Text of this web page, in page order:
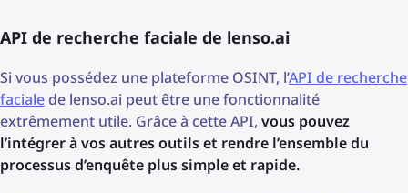
API de recherche faciale de lenso.ai
Si vous possédez une plateforme OSINT, l’API de recherche
facialede lenso.ai peut être une fonctionnalité
extrêmement utile. Grâce à cette API, vous pouvez
l’intégrer à vos autres outils et rendre l’ensemble du
processus d’enquête plus simple et rapide.